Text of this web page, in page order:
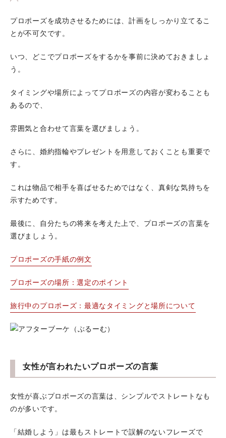
プロポーズを成功させるためには、計画をしっかり立てるこ
とが不可欠です。
いつ、どこでプロポーズをするかを事前に決めておきましょ
う。
タイミングや場所によってプロポーズの内容が変わることも
あるので、
雰囲気と合わせて言葉を選びましょう。
さらに、婚約指輪やプレゼントを用意しておくことも重要で
す。
これは物品で相手を喜ばせるためではなく、真剣な気持ちを
示すためです。
最後に、自分たちの将来を考えた上で、プロポーズの言葉を
選びましょう。
プロポーズの手紙の例文
プロポーズの場所：選定のポイント
旅行中のプロポーズ：最適なタイミングと場所について
女性が言われたいプロポーズの言葉
女性が喜ぶプロポーズの言葉は、シンプルでストレートなも
のが多いです。
「結婚しよう」は最もストレートで誤解のないフレーズで